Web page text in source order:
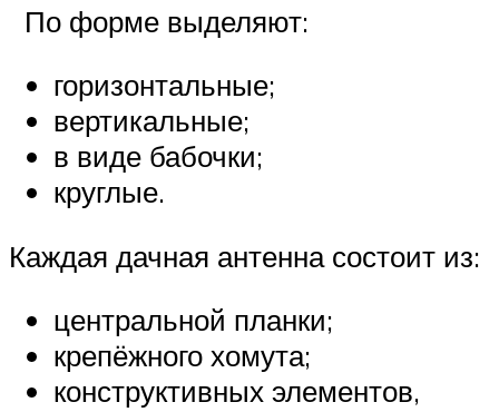
По форме выделяют:
горизонтальные;
вертикальные;
в виде бабочки;
круглые.
Каждая дачная антенна состоит из:
центральной планки;
крепёжного хомута;
конструктивных элементов,